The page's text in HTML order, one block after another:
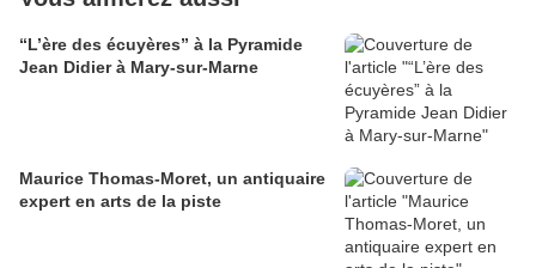
“L’ère des écuyères” à la Pyramide
Jean Didier à Mary-sur-Marne
Maurice Thomas-Moret, un antiquaire
expert en arts de la piste